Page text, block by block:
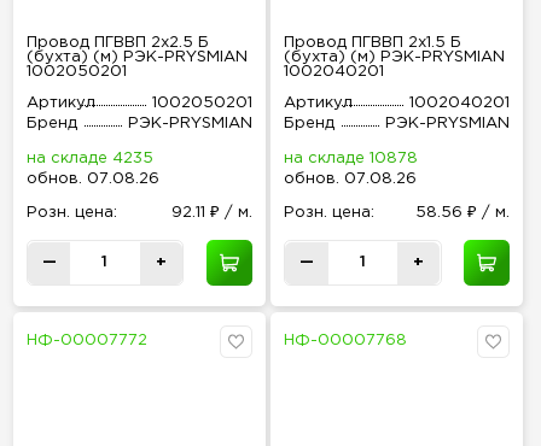
Провод ПГВВП 2х2.5 Б
(бухта) (м) РЭК-PRYSMIAN
1002050201
Артикул
1002050201
Бренд
РЭК-PRYSMIAN
на складе 4235
обнов
07.08.26
Розн. цена: 92.11 ₽ / м.
— +
Провод ПГВВП 2х1.5 Б
(бухта) (м) РЭК-PRYSMIAN
1002040201
Артикул
1002040201
Бренд
РЭК-PRYSMIAN
на складе 10878
обнов
07.08.26
Розн. цена: 58.56 ₽ / м.
— +
НФ-00007772 НФ-00007768